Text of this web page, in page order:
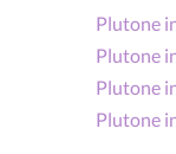
Plutone
Plutone
Plutone
Plutone